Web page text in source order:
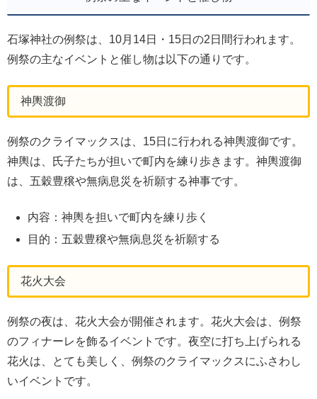
石塚神社の例祭は、10月14日・15日の2日間行われます。
例祭の主なイベントと催し物は以下の通りです。
神輿渡御
例祭のクライマックスは、15日に行われる神輿渡御です。
神輿は、氏子たちが担いで町内を練り歩きます。神輿渡御
は、五穀豊穣や無病息災を祈願する神事です。
内容：神輿を担いで町内を練り歩く
目的：五穀豊穣や無病息災を祈願する
花火大会
例祭の夜は、花火大会が開催されます。花火大会は、例祭
のフィナーレを飾るイベントです。夜空に打ち上げられる
花火は、とても美しく、例祭のクライマックスにふさわし
いイベントです。